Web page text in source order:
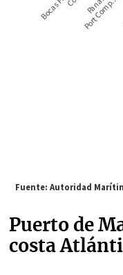
Puerto de
costa